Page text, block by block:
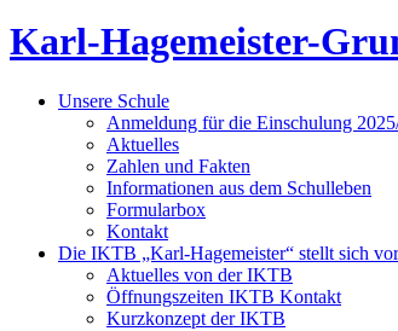
Karl-Hagemeister-
Unsere Schule
Anmeldung für die Einschulung
Aktuelles
Zahlen und Fakten
Informationen aus dem Schulleben
Formularbox
Kontakt
Die IKTB „Karl-Hagemeister“ stellt sich
Aktuelles von der IKTB
Öffnungszeiten IKTB Kontakt
Kurzkonzept der IKTB